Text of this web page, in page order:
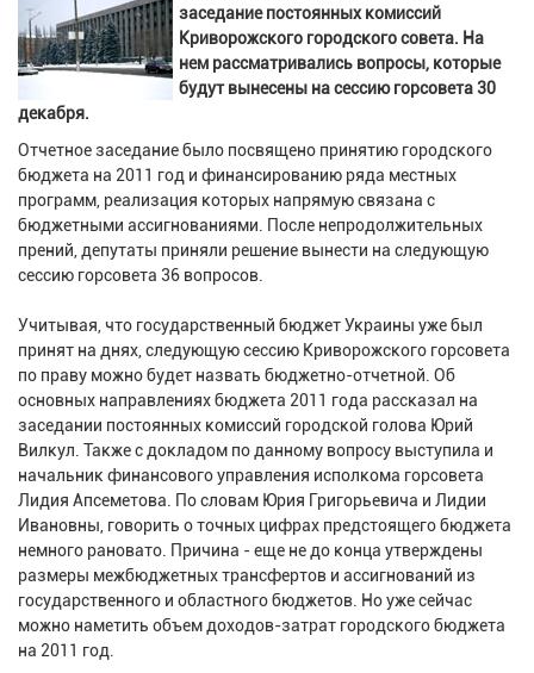
заседание постоянных комиссий
Криворожского городского совета. На
нем рассматривались вопросы, которые
будут вынесены на сессию горсовета 30
декабря.
Отчетное заседание было посвящено принятию городского
бюджета на 2011 год и финансированию ряда местных
программ, реализация которых напрямую связана с
бюджетными ассигнованиями. После непродолжительных
прений, депутаты приняли решение вынести на следующую
сессию горсовета 36 вопросов.
Учитывая, что государственный бюджет Украины уже был
принят на днях, следующую сессию Криворожского горсовета
по праву можно будет назвать бюджетно-отчетной. Об
основных направлениях бюджета 2011 года рассказал на
заседании постоянных комиссий городской голова Юрий
Вилкул. Также с докладом по данному вопросу выступила и
начальник финансового управления исполкома горсовета
Лидия Апсеметова. По словам Юрия Григорьевича и Лидии
Ивановны, говорить о точных цифрах предстоящего бюджета
немного рановато. Причина - еще не до конца утверждены
размеры межбюджетных трансфертов и ассигнований из
государственного и областного бюджетов. Но уже сейчас
можно наметить объем доходов-затрат городского бюджета
на 2011 год.